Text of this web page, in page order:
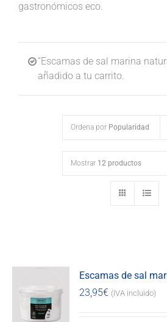
gastronómicos eco.
“Escamas de sal marina
añadido a tu carrito.
Ordena por Popularidad
Mostrar 12 productos
Escamas de sal
23,95€ (IVA incluido)